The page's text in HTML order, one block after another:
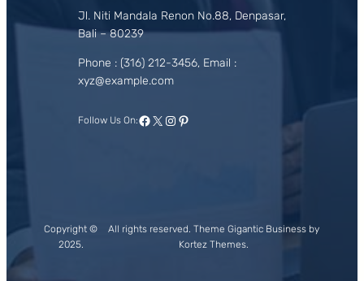
Jl. Niti Mandala Renon No.88, Denpasar,
Bali – 80239
Phone : (316) 212-3456, Email :
xyz@example.com
Follow Us On:Facebook
X Instagram
Pinterest
Copyright ©
2025.
All rights reserved. Theme Gigantic Business by
Kortez Themes.